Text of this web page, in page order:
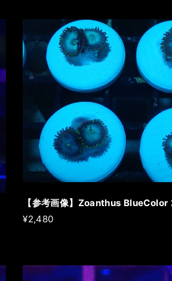
【参考画像】Zoanthus
¥2,480